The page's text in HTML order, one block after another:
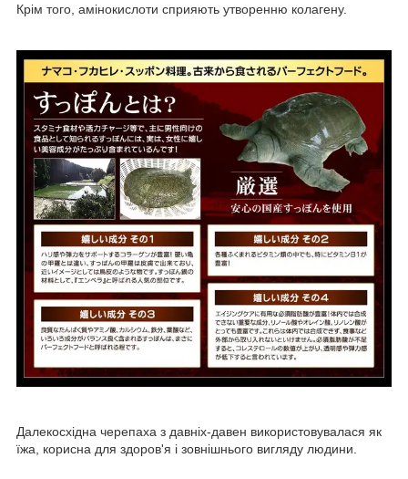
Крім того, амінокислоти сприяють утворенню колагену.
Далекосхідна черепаха з давніх-давен використовувалася як
їжа, корисна для здоров'я і зовнішнього вигляду людини.